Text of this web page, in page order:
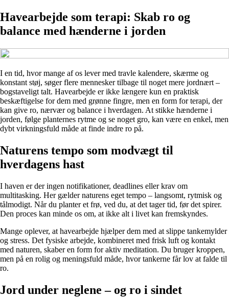
Havearbejde som terapi: Skab ro og
balance med hænderne i jorden
I en tid, hvor mange af os lever med travle kalendere, skærme og
konstant støj, søger flere mennesker tilbage til noget mere jordnært –
bogstaveligt talt. Havearbejde er ikke længere kun en praktisk
beskæftigelse for dem med grønne fingre, men en form for terapi, der
kan give ro, nærvær og balance i hverdagen. At stikke hænderne i
jorden, følge planternes rytme og se noget gro, kan være en enkel, men
dybt virkningsfuld måde at finde indre ro på.
Naturens tempo som modvægt til
hverdagens hast
I haven er der ingen notifikationer, deadlines eller krav om
multitasking. Her gælder naturens eget tempo – langsomt, rytmisk og
tålmodigt. Når du planter et frø, ved du, at det tager tid, før det spirer.
Den proces kan minde os om, at ikke alt i livet kan fremskyndes.
Mange oplever, at havearbejde hjælper dem med at slippe tankemylder
og stress. Det fysiske arbejde, kombineret med frisk luft og kontakt
med naturen, skaber en form for aktiv meditation. Du bruger kroppen,
men på en rolig og meningsfuld måde, hvor tankerne får lov at falde til
ro.
Jord under neglene – og ro i sindet